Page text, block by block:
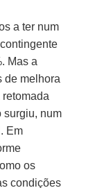
a ter num
Mas a
de melhora
surgiu, num
Em
os
condições